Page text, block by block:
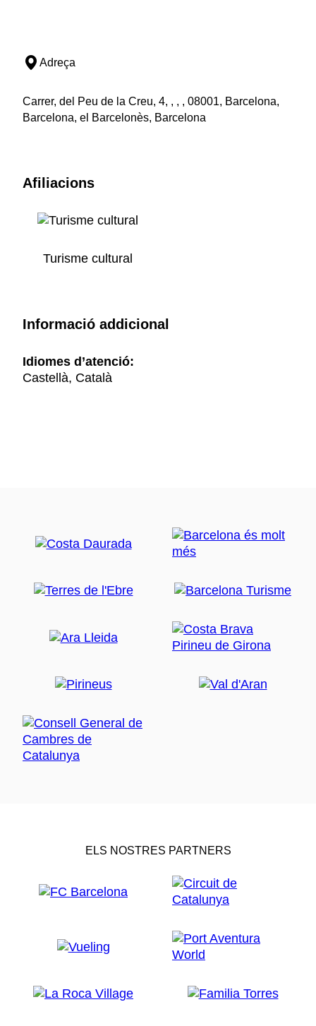
Adreça
Carrer, del Peu de la Creu, 4, , , , 08001, Barcelona,
Barcelona, el Barcelonès, Barcelona
Afiliacions
Turisme cultural
Informació addicional
Idiomes d’atenció:
Castellà, Català
ELS NOSTRES PARTNERS